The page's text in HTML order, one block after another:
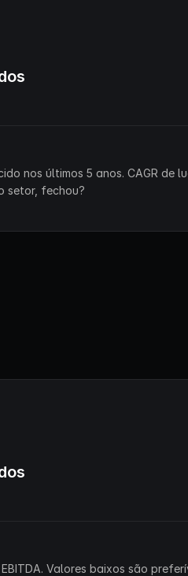
nos últimos 5 anos. CAGR de
setor, fechou?
Valores baixos são